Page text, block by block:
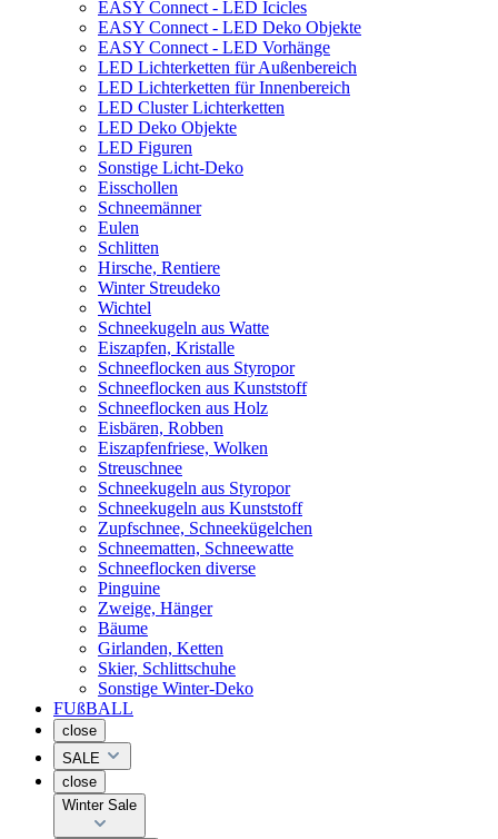
EASY Connect - LED Icicles
EASY Connect - LED Deko Objekte
EASY Connect - LED Vorhänge
LED Lichterketten für Außenbereich
LED Lichterketten für Innenbereich
LED Cluster Lichterketten
LED Deko Objekte
LED Figuren
Sonstige Licht-Deko
Eisschollen
Schneemänner
Eulen
Schlitten
Hirsche, Rentiere
Winter Streudeko
Wichtel
Schneekugeln aus Watte
Eiszapfen, Kristalle
Schneeflocken aus Styropor
Schneeflocken aus Kunststoff
Schneeflocken aus Holz
Eisbären, Robben
Eiszapfenfriese, Wolken
Streuschnee
Schneekugeln aus Styropor
Schneekugeln aus Kunststoff
Zupfschnee, Schneekügelchen
Schneematten, Schneewatte
Schneeflocken diverse
Pinguine
Zweige, Hänger
Bäume
Girlanden, Ketten
Skier, Schlittschuhe
Sonstige Winter-Deko
FUßBALL
close
SALE
close
Winter Sale